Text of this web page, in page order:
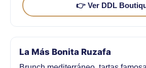
👉 Ver DDL
La Más Bonita Ruzafa